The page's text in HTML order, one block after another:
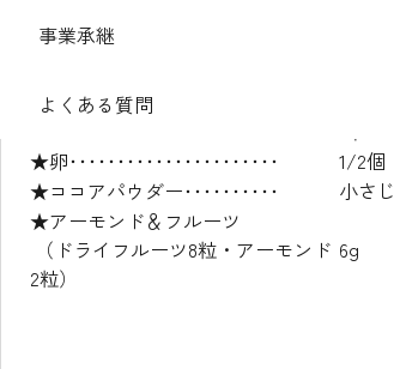
事業承継
よくある質問
【材料】1人分
バナナ････････････････････
★卵･･････････････････････
1/2個
★ココアパウダー･･････････
小さ
★アーモンド＆フルーツ
（ドライフルーツ8粒・アーモンド
2粒）
6g